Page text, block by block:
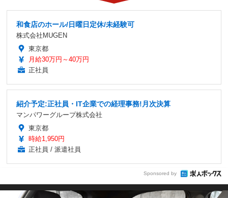
和食店のホール/日曜日定休/未経験可
株式会社MUGEN
東京都
月給30万円～40万円
正社員
紹介予定:正社員・IT企業での経理事務!月次決算
マンパワーグループ株式会社
東京都
時給1,950円
正社員 / 派遣社員
Sponsored by